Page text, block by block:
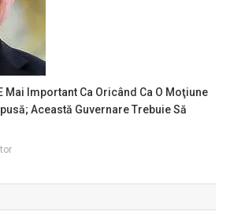
Important Ca Oricând Ca O Moţiune
Această Guvernare Trebuie Să